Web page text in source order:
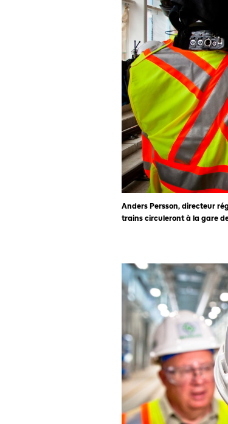
Anders Persson, directeur
trains circuleront à la gare